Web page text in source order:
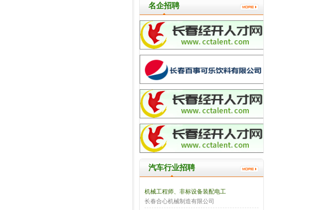
名企招聘
汽车行业招聘
机械工程师、非标设备装配电工
长春合心机械制造有限公司